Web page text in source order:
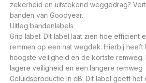
zekerheid en uitstekend weggedrag?
banden van Goodyear.
Uitleg bandenlabels
Grip label: Dit label laat zien hoe efficiënt
remmen op een nat wegdek. Hierbij heeft
hoogste veiligheid en de kortste remweg.
lagere veiligheid en een langere remweg
Geluidsproductie in dB: Dit label geeft het